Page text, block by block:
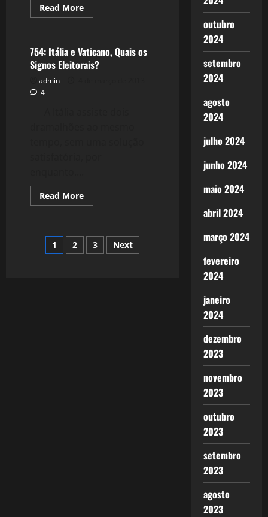
Read MoreRead
more
Confisco
da
Poupança
Crise 2.0
754: Itália e Vaticano, Quais os
Signos Eleitorais?
admin
4
Read MoreRead
more
e
Vaticano,
Quais
Paginação
1 2 3 Next
outubro
2024
setembro
2024
agosto
2024
julho 2024
junho 2024
maio 2024
abril 2024
março 2024
fevereiro
2024
janeiro
2024
dezembro
2023
novembro
2023
outubro
2023
setembro
2023
agosto
2023